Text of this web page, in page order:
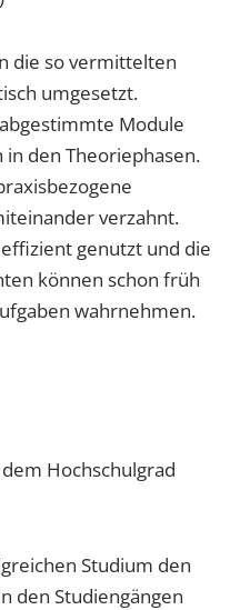
die so vermittelten
umgesetzt.
Module
in den Theoriephasen.
verzahnt.
genutzt und die
können schon früh
wahrnehmen.
Hochschulgrad
Studium den
den Studiengängen